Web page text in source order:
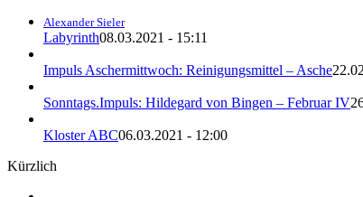
Alexander Sieler
Labyrinth08.03.2021 - 15:11
Impuls Aschermittwoch: Reinigungsmittel – Asche
Sonntags.Impuls: Hildegard von Bingen – Februar IV
Kloster ABC06.03.2021 - 12:00
Kürzlich